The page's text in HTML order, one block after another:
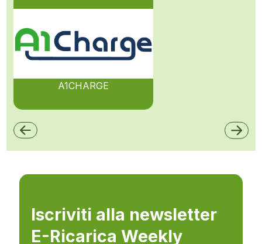
A1CHARGE
Iscriviti alla newsletter
E-Ricarica Weekly